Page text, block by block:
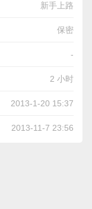
新手上路
保密
-
2 小时
2013-1-20 15:37
2013-11-7 23:56